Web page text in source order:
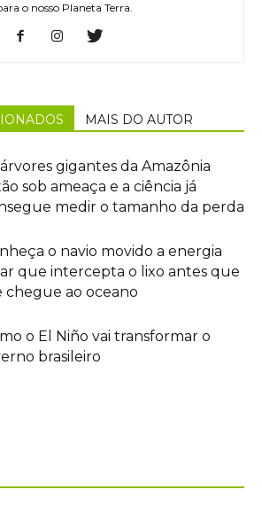
o nosso Planeta Terra.
MAIS DO AUTOR
gigantes da Amazônia
sob ameaça e a ciência já
medir o tamanho da perda
o navio movido a energia
que intercepta o lixo antes que
chegue ao oceano
o El Niño vai transformar o
brasileiro